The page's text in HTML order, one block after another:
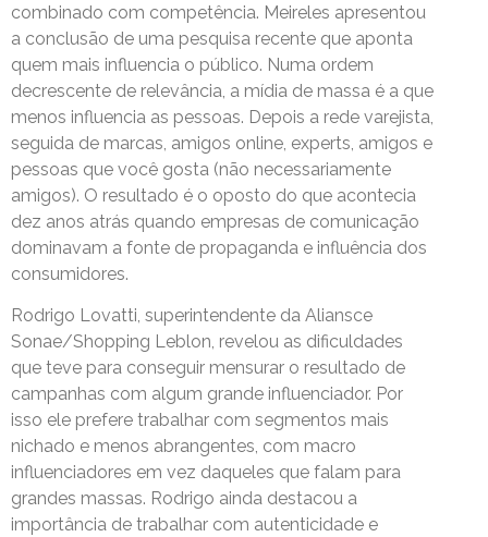
combinado com competência. Meireles apresentou
a conclusão de uma pesquisa recente que aponta
quem mais influencia o público. Numa ordem
decrescente de relevância, a mídia de massa é a que
menos influencia as pessoas. Depois a rede varejista,
seguida de marcas, amigos online, experts, amigos e
pessoas que você gosta (não necessariamente
amigos). O resultado é o oposto do que acontecia
dez anos atrás quando empresas de comunicação
dominavam a fonte de propaganda e influência dos
consumidores.
Rodrigo Lovatti, superintendente da Aliansce
Sonae/Shopping Leblon, revelou as dificuldades
que teve para conseguir mensurar o resultado de
campanhas com algum grande influenciador. Por
isso ele prefere trabalhar com segmentos mais
nichado e menos abrangentes, com macro
influenciadores em vez daqueles que falam para
grandes massas. Rodrigo ainda destacou a
importância de trabalhar com autenticidade e